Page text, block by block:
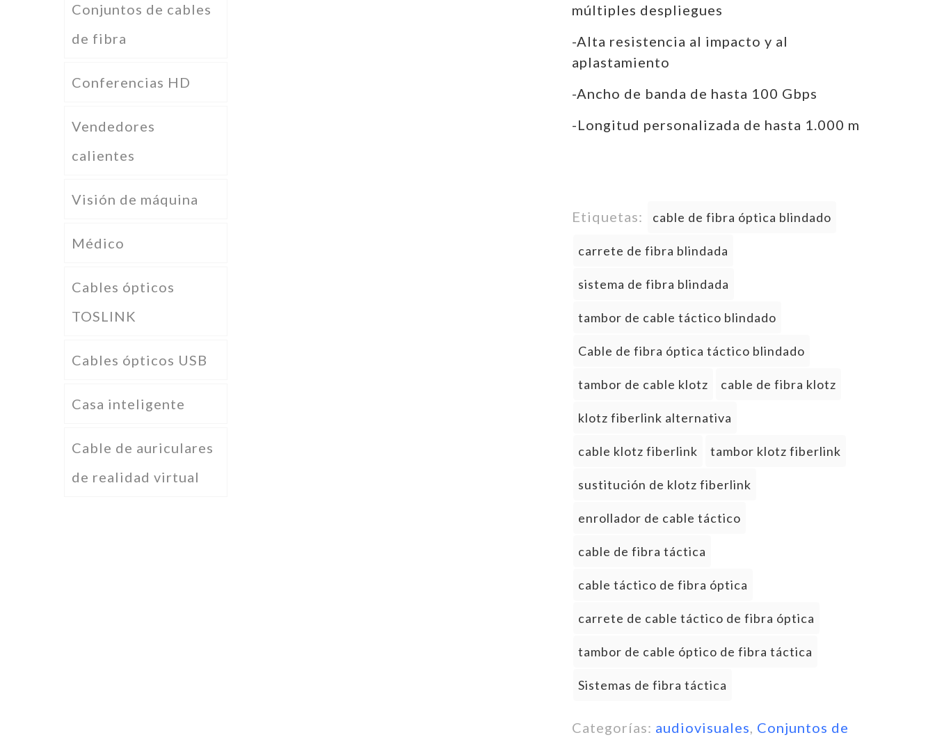
múltiples despliegues
-Alta resistencia al impacto y al
aplastamiento
-Ancho de banda de hasta 100 Gbps
-Longitud personalizada de hasta 1.000 m
Etiquetas: cable de fibra óptica blindado
carrete de fibra blindada
sistema de fibra blindada
tambor de cable táctico blindado
Cable de fibra óptica táctico blindado
tambor de cable klotz cable de fibra klotz
klotz fiberlink alternativa
cable klotz fiberlink tambor klotz fiberlink
sustitución de klotz fiberlink
enrollador de cable táctico
cable de fibra táctica
cable táctico de fibra óptica
carrete de cable táctico de fibra óptica
tambor de cable óptico de fibra táctica
Sistemas de fibra táctica
Categorías: audiovisuales, Conjuntos de
Conjuntos de cables
de fibra
Conferencias HD
Vendedores
calientes
Visión de máquina
Médico
Cables ópticos
TOSLINK
Cables ópticos USB
Casa inteligente
Cable de auriculares
de realidad virtual